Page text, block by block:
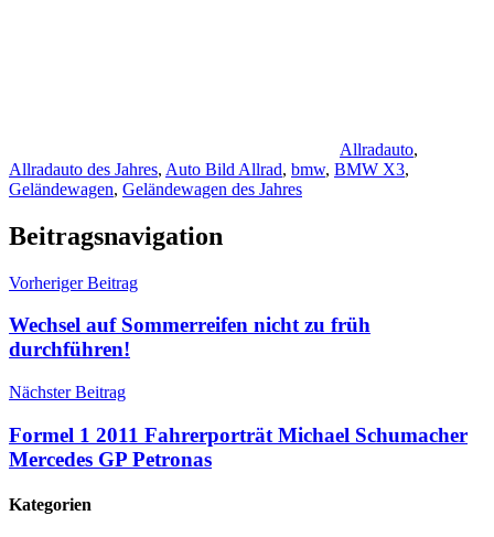
Allradauto,
Allradauto des Jahres, Auto Bild Allrad, bmw, BMW X3,
Geländewagen, Geländewagen des Jahres
Beitragsnavigation
Vorheriger Beitrag
Wechsel auf Sommerreifen nicht zu früh
durchführen!
Nächster Beitrag
Formel 1 2011 Fahrerporträt Michael Schumacher
Mercedes GP Petronas
Kategorien